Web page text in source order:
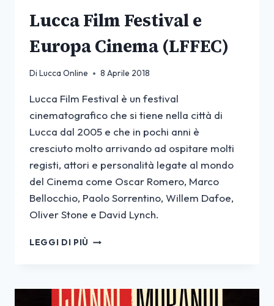
Lucca Film Festival e
Europa Cinema (LFFEC)
Di Lucca Online 8 Aprile 2018
Lucca Film Festival è un festival
cinematografico che si tiene nella città di
Lucca dal 2005 e che in pochi anni è
cresciuto molto arrivando ad ospitare molti
registi, attori e personalità legate al mondo
del Cinema come Oscar Romero, Marco
Bellocchio, Paolo Sorrentino, Willem Dafoe,
Oliver Stone e David Lynch.
LEGGI DI PIÙ LUCCA
EUROPA
CINEMA